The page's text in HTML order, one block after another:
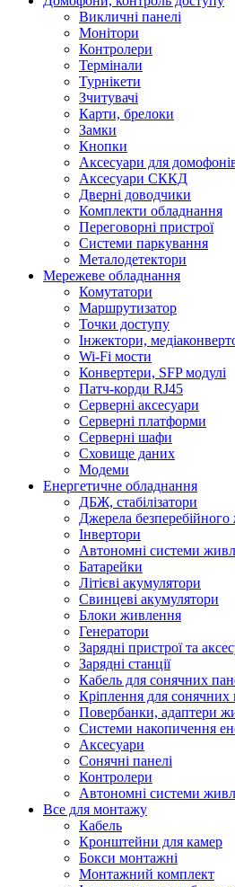
Викличні панелі
Монітори
Контролери
Термінали
Турнікети
Зчитувачі
Карти, брелоки
Замки
Кнопки
Аксесуари для
Аксесуари СККД
Дверні доводчики
Комплекти обладнання
Переговорні пристрої
Системи паркування
Металодетектори
Мережеве обладнання
Комутатори
Маршрутизатор
Точки доступу
Інжектори,
Wi-Fi мости
Конвертери, SFP модулі
Патч-корди RJ45
Серверні аксесуари
Серверні платформи
Серверні шафи
Сховище даних
Модеми
Енергетичне обладнання
ДБЖ, стабілізатори
Джерела
Інвертори
Автономні системи
Батарейки
Літієві акумулятори
Свинцеві акумулятори
Блоки живлення
Генератори
Зарядні пристрої та
Зарядні станції
Кабель для сонячних
Кріплення для сонячних
Повербанки, адаптери
Системи накопичення
Аксесуари
Сонячні панелі
Контролери
Автономні системи
Все для монтажу
Кабель
Кронштейни для камер
Бокси монтажні
Монтажний комплект